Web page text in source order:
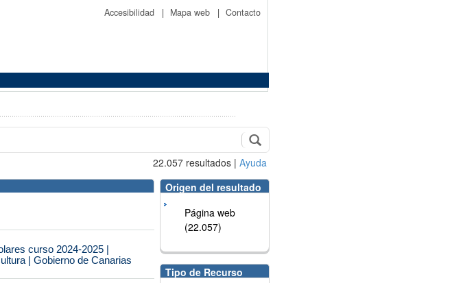
Accesibilidad | Mapa web | Contacto
22.057 resultados | Ayuda
curso 2024-2025 |
| Gobierno de Canarias
Origen del resultado
Página web
(22.057)
Tipo de Recurso